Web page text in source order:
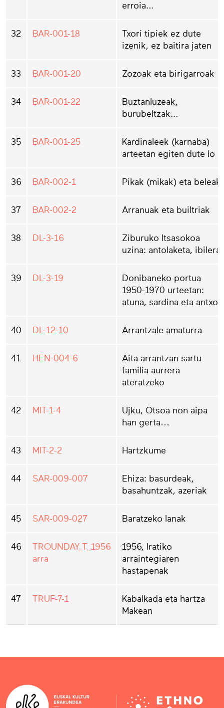
erroia...
32 BAR-001-18
Txori tipiek ez dute
izenik, ez baitira jaten
33 BAR-001-20 Zozoak eta birigarroak
34 BAR-001-22
Buztanluzeak,
burubeltzak...
35 BAR-001-25
Kardinaleek (karnaba)
arteetan egiten dute lo
36 BAR-002-1 Pikak (mikak) eta beleak
37 BAR-002-2 Arranuak eta builtriak
38 DL-3-16
Ziburuko Itsasokoa
uzina: antolaketa, ibilera
39 DL-3-19
Donibaneko portua
1950-1970 urteetan:
atuna, sardina eta antxoa
40 DL-12-10 Arrantzale amaturra
41 HEN-004-6
Aita arrantzan sartu
familia aurrera
ateratzeko
42 MIT-1-4
Ujku, Otsoa non aipa
han gerta…
43 MIT-2-2 Hartzkume
44 SAR-009-007
Ehiza: basurdeak,
basahuntzak, azeriak
45 SAR-009-027 Baratzeko lanak
46
TROUNDAY_T_1956
arra
1956, Iratiko
arraintegiaren
hastapenak
47 TRUF-7-1
Kabalkada eta hartza
Makean